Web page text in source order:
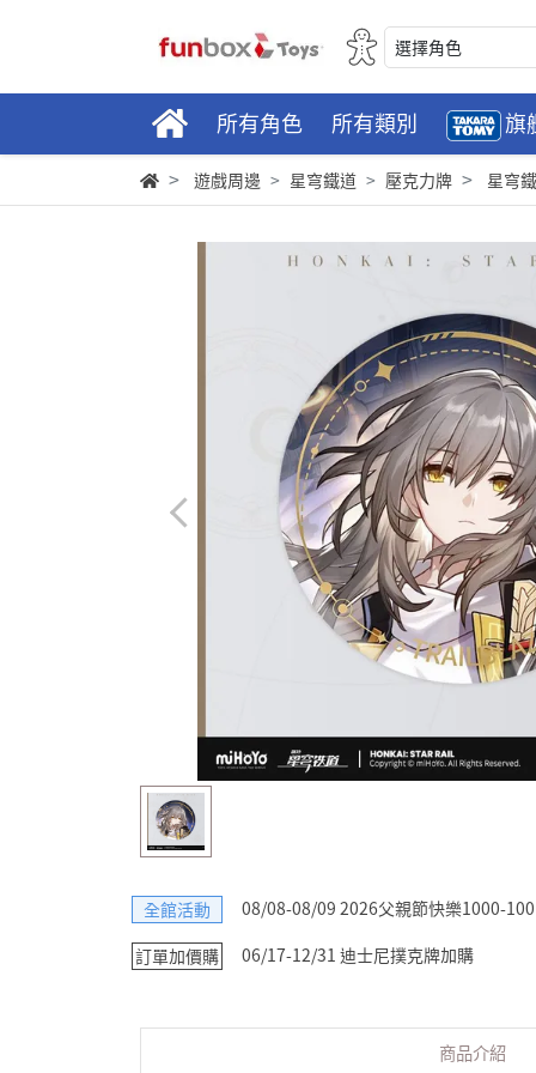
選擇角色
所有角色 所有類別 旗
遊戲周邊 星穹鐵道 壓克力牌 星穹
全館活動
08/08-08/09 2026父親節快樂1000-100
訂單加價購
06/17-12/31 迪士尼撲克牌加購
商品介紹